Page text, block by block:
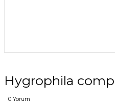
Hygrophila
0 Yorum